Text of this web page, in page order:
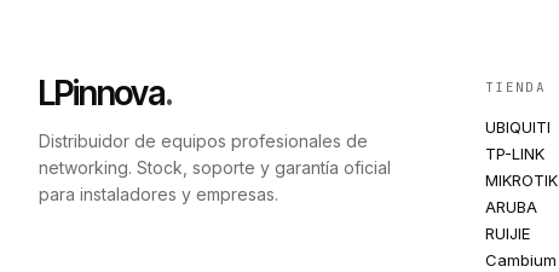
LPinnova.
Distribuidor de equipos profesionales de
networking. Stock, soporte y garantía oficial
para instaladores y empresas.
TIENDA
UBIQUITI
TP-LINK
MIKROTIK
ARUBA
RUIJIE
Cambium